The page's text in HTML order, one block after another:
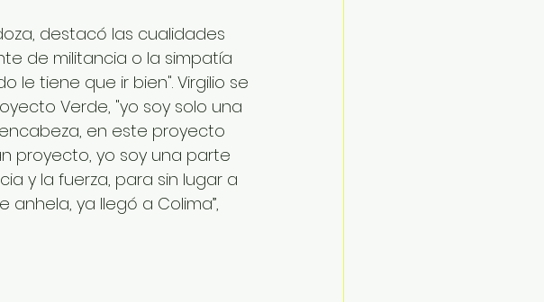
destacó las cualidades
de militancia o la simpatía
le tiene que ir bien". Virgilio se
Verde, "yo soy solo una
en este proyecto
proyecto, yo soy una parte
y la fuerza, para sin lugar a
ya llegó a Colima”,